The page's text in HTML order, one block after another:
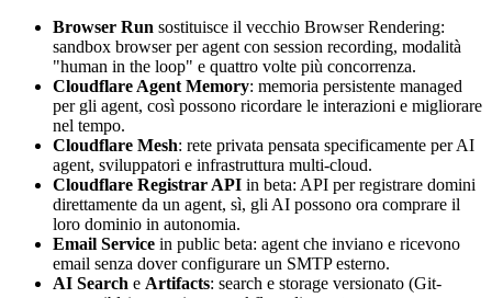
Browser Run sostituisce il vecchio Browser Rendering:
sandbox browser per agent con session recording, modalità
"human in the loop" e quattro volte più concorrenza.
Cloudflare Agent Memory: memoria persistente managed
per gli agent, così possono ricordare le interazioni e migliorare
nel tempo.
Cloudflare Mesh: rete privata pensata specificamente per AI
agent, sviluppatori e infrastruttura multi-cloud.
Cloudflare Registrar API in beta: API per registrare domini
direttamente da un agent, sì, gli AI possono ora comprare il
loro dominio in autonomia.
Email Service in public beta: agent che inviano e ricevono
email senza dover configurare un SMTP esterno.
AI Search e Artifacts: search e storage versionato (Git-